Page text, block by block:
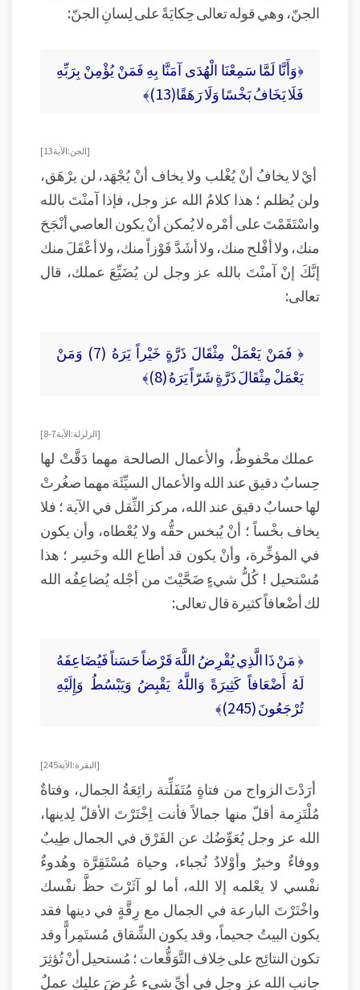
الجنّ، وهي قوله تعالى حِكايَةً على لِسانِ الجنّ:
﴿وَأَنَّا لَمَّا سَمِعْنَا الْهُدَى آمَنَّا بِهِ فَمَنْ يُؤْمِنْ بِرَبِّهِ
فَلَا يَخَافُ بَخْسًا وَلَا رَهَقًا(13)﴾
[ الجن: الآية 13 ]
أيْ لا يخافُ أنْ يُغْلب ولا يخاف أنْ يُجْهَد، لن يرْهَق،
ولن يُظلم ؛ هذا كلامُ الله عز وجل، فإذا آمنْتَ بالله
واسْتَقَمْتَ على أمْره لا يُمكن أنْ يكون العاصي أنْجَحَ
منك، ولا أفْلح منك، ولا أشَدَّ فَوْزاً منك، ولا أعْقَلَ منك
إنَّكَ إنْ آمنْتَ بالله عز وجل لن يُضَيِّعَ عملك، قال
تعالى:
﴿ فَمَنْ يَعْمَلْ مِثْقَالَ ذَرَّةٍ خَيْراً يَرَهُ (7) وَمَنْ
يَعْمَلْ مِثْقَالَ ذَرَّةٍ شَرّاً يَرَهُ (8)﴾
[ الزلزلة: الآية 7-8 ]
عملك محْفوظٌ، والأعمال الصالحة مهما دَقَّتْ لها
حِسابٌ دقيق عند الله والأعمال السيِّئَة مهما صغُرتْ
لها حسابٌ دقيق عند الله، مركز الثِّقل في الآية ؛ فلا
يخاف بخْساً ؛ أنْ يُبخس حقُّه ولا يُعْطاه، وأن يكون
في المؤخِّرة، وأنْ يكون قد أطاع الله وخَسِر ؛ هذا
مُسْتحيل ! كُلُّ شيءٍ ضَحَّيْتَ من أجْله يُضاعِفُه الله
لك أضْعافاً كثيرة قال تعالى:
﴿ مَنْ ذَا الَّذِي يُقْرِضُ اللَّهَ قَرْضاً حَسَناً فَيُضَاعِفَهُ
لَهُ أَضْعَافاً كَثِيرَةً وَاللَّهُ يَقْبِضُ وَيَبْسُطُ وَإِلَيْهِ
تُرْجَعُونَ (245)﴾
[ البقرة: الآية 245 ]
أرَدْتَ الزواج من فتاةٍ مُتَفَلِّتة رائِعَةُ الجمال، وفتاةٌ
مُلْتَزِمة أقلّ منها جمالاً فأنت اِخْتَرْتَ الأقلّ لِدينها،
الله عز وجل يُعَوِّضُك عن الفَرْق في الجمال طِيبٌ
ووفاءٌ وخيرٌ وأوْلادٌ نُجباء، وحياة مُسْتَقِرَّة وهُدوءٌ
نفْسي لا يعْلمه إلا الله، أما لو آثَرْتَ حظَّ نفْسك
واخْتَرْتَ البارعة في الجمال مع رِقَّةٍ في دينها فقد
يكون البيتُ جحيماً، وقد يكون الشِّقاق مُستَمِراًّ وقد
تكون النتائِج على خِلاف التَّوَقُّعات ؛ مُستحيل أنْ تُؤثِرَ
جانب الله عز وجل في أيِّ شيء عُرِضَ عليك عملٌ